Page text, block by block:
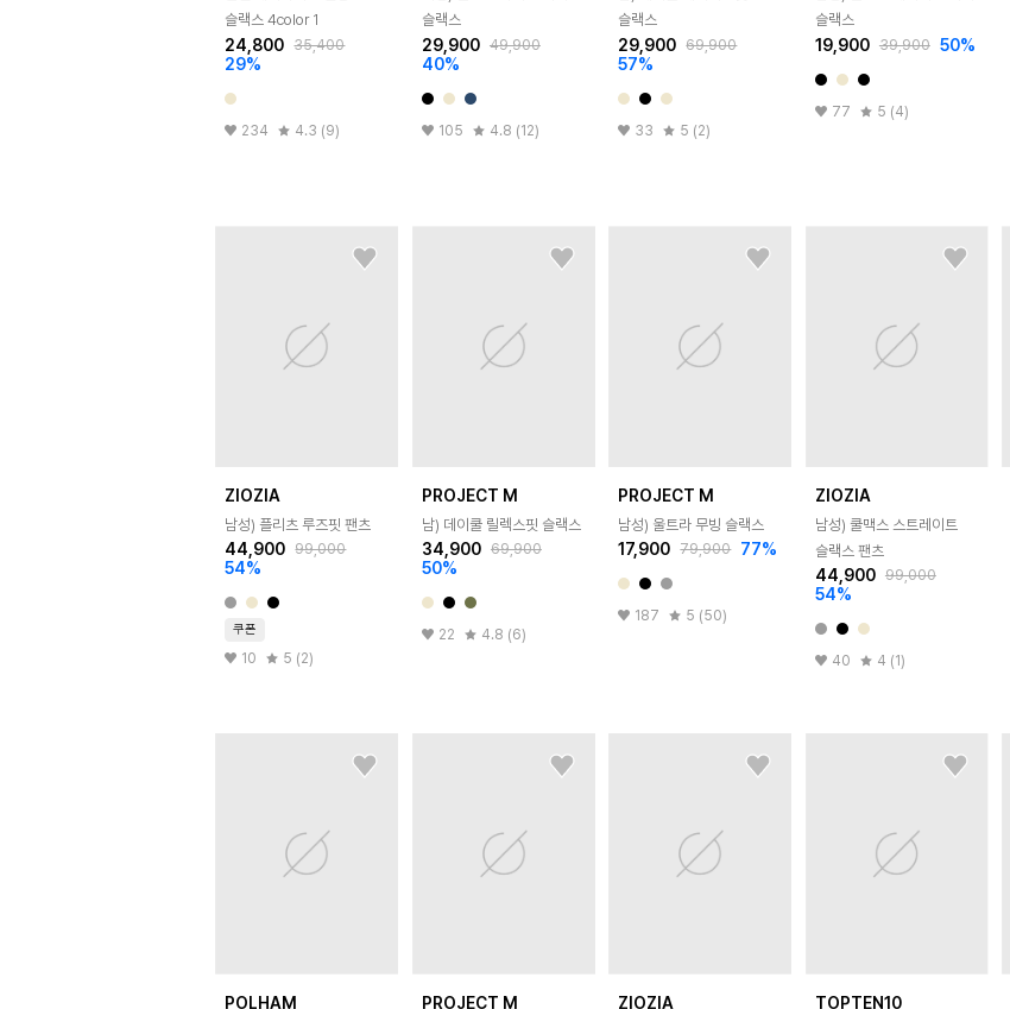
슬랙스 4color 1
24,800 35,400
29%
234 4.3 (9)
슬랙스
29,900 49,900
40%
105 4.8 (12)
슬랙스
29,900 69,900
57%
33 5 (2)
슬랙스
19,900 39,900 50%
77 5 (4)
ZIOZIA
남성) 플리츠 루즈핏 팬츠
44,900 99,000
54%
쿠폰
10 5 (2)
PROJECT M
남) 데이쿨 릴렉스핏 슬랙스
34,900 69,900
50%
22 4.8 (6)
PROJECT M
남성) 울트라 무빙 슬랙스
17,900 79,900 77%
187 5 (50)
ZIOZIA
남성) 쿨맥스 스트레이트
슬랙스 팬츠
44,900 99,000
54%
40 4 (1)
POLHAM PROJECT M ZIOZIA TOPTEN10